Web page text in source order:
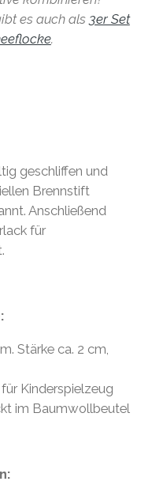
es auch als 3er Set
.
geschliffen und
Brennstift
Anschließend
für
Stärke ca. 2 cm,
Kinderspielzeug
im Baumwollbeutel